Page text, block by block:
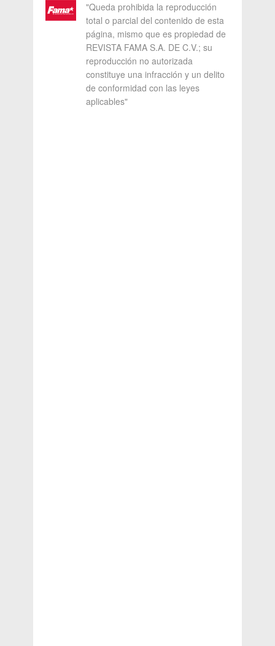
"Queda prohibida la reproducción
total o parcial del contenido de esta
página, mismo que es propiedad de
REVISTA FAMA S.A. DE C.V.; su
reproducción no autorizada
constituye una infracción y un delito
de conformidad con las leyes
aplicables"